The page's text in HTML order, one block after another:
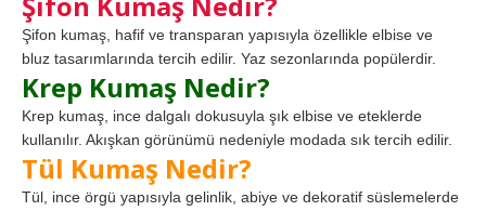
Şifon kumaş, hafif ve transparan yapısıyla özellikle elbise ve
bluz tasarımlarında tercih edilir. Yaz sezonlarında popülerdir.
Krep Kumaş Nedir?
Krep kumaş, ince dalgalı dokusuyla şık elbise ve eteklerde
kullanılır. Akışkan görünümü nedeniyle modada sık tercih edilir.
Tül Kumaş Nedir?
Tül, ince örgü yapısıyla gelinlik, abiye ve dekoratif süslemelerde